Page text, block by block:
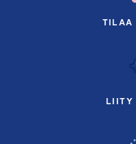
TILAA
LIITY